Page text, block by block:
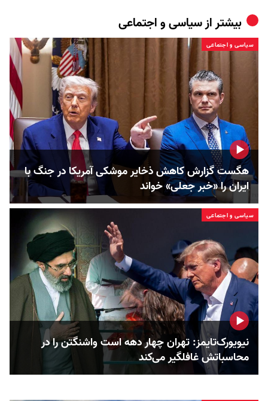
بیشتر ازسیاسی و اجتماعی
سیاسی و اجتماعی
هگست گزارش کاهش ذخایر موشکی آمریکا در جنگ با
ایران را «خبر جعلی» خواند
سیاسی و اجتماعی
نیویورک‌تایمز: تهران چهار دهه است واشنگتن را در
محاسباتش غافلگیر می‌کند